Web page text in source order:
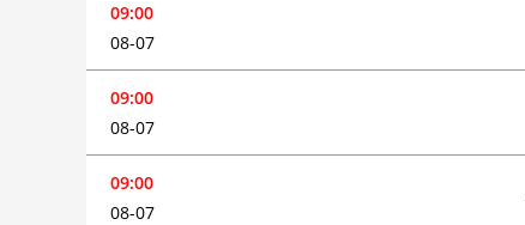
09:00
08-07
09:00
08-07
09:00
08-07